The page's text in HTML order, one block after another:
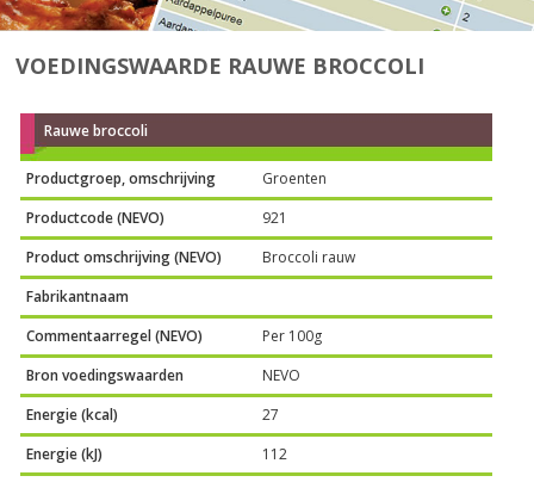
VOEDINGSWAARDE RAUWE BROCCOLI
Rauwe broccoli
Productgroep, omschrijving
Groenten
Productcode (NEVO)
921
Product omschrijving (NEVO)
Broccoli rauw
Fabrikantnaam
Commentaarregel (NEVO)
Per 100g
Bron voedingswaarden
NEVO
Energie (kcal)
27
Energie (kJ)
112